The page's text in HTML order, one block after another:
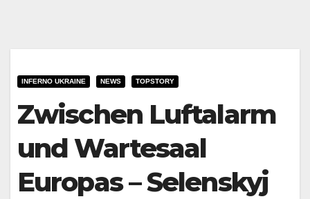
INFERNO UKRAINE NEWS TOPSTORY
Zwischen Luftalarm
und Wartesaal
Europas – Selenskyj